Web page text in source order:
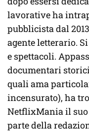
lavorative ha
pubblicista dal
agente letterario.
e spettacoli.
documentari
quali ama
incensurato), ha
NetflixMania il
parte della